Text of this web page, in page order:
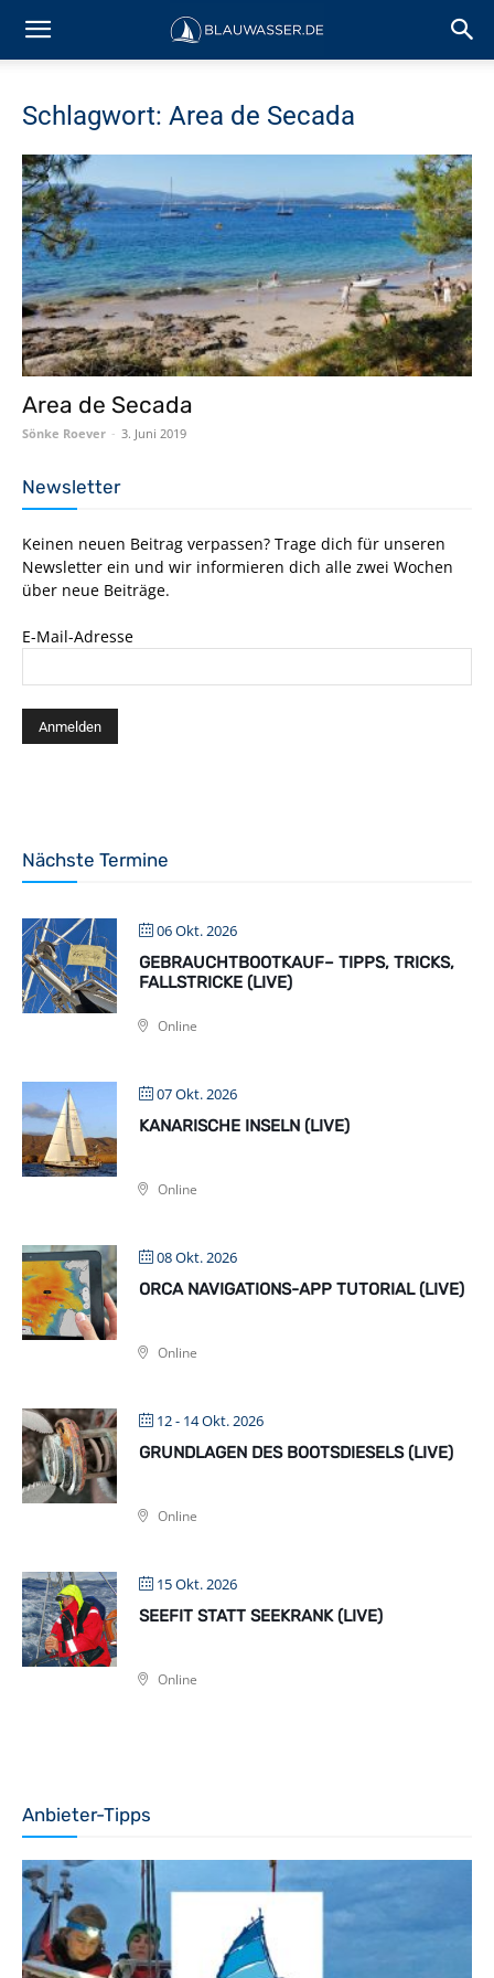
Schlagwort: Area de Secada
Area de Secada
Sönke Roever - 3. Juni 2019
Newsletter
Keinen neuen Beitrag verpassen? Trage dich für unseren
Newsletter ein und wir informieren dich alle zwei Wochen
über neue Beiträge.
E-Mail-Adresse
Nächste Termine
06 Okt. 2026
GEBRAUCHTBOOTKAUF– TIPPS, TRICKS,
FALLSTRICKE (LIVE)
Online
07 Okt. 2026
KANARISCHE INSELN (LIVE)
Online
08 Okt. 2026
ORCA NAVIGATIONS-APP TUTORIAL (LIVE)
Online
12 - 14 Okt. 2026
GRUNDLAGEN DES BOOTSDIESELS (LIVE)
Online
15 Okt. 2026
SEEFIT STATT SEEKRANK (LIVE)
Online
Anbieter-Tipps